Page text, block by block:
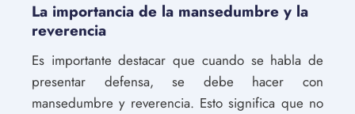
La importancia de la mansedumbre y la
reverencia
Es importante destacar que cuando se habla de
presentar defensa, se debe hacer con
mansedumbre y reverencia. Esto significa que no